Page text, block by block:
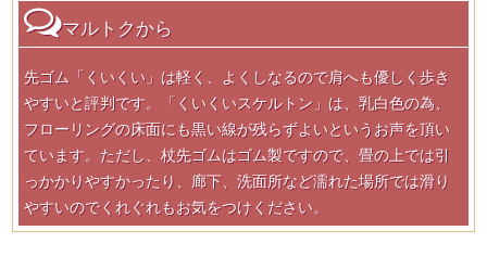
マルトクから
先ゴム「くいくい」は軽く、よくしなるので肩へも優しく歩き
やすいと評判です。「くいくいスケルトン」は、乳白色の為、
フローリングの床面にも黒い線が残らずよいというお声を頂い
ています。ただし、杖先ゴムはゴム製ですので、畳の上では引
っかかりやすかったり、廊下、洗面所など濡れた場所では滑り
やすいのでくれぐれもお気をつけください。